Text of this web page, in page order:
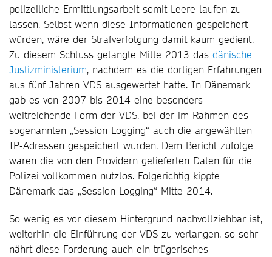
polizeiliche Ermittlungsarbeit somit Leere laufen zu
lassen. Selbst wenn diese Informationen gespeichert
würden, wäre der Strafverfolgung damit kaum gedient.
Zu diesem Schluss gelangte Mitte 2013 das dänische
Justizministerium, nachdem es die dortigen Erfahrungen
aus fünf Jahren VDS ausgewertet hatte. In Dänemark
gab es von 2007 bis 2014 eine besonders
weitreichende Form der VDS, bei der im Rahmen des
sogenannten „Session Logging“ auch die angewählten
IP-Adressen gespeichert wurden. Dem Bericht zufolge
waren die von den Providern gelieferten Daten für die
Polizei vollkommen nutzlos. Folgerichtig kippte
Dänemark das „Session Logging“ Mitte 2014.
So wenig es vor diesem Hintergrund nachvollziehbar ist,
weiterhin die Einführung der VDS zu verlangen, so sehr
nährt diese Forderung auch ein trügerisches